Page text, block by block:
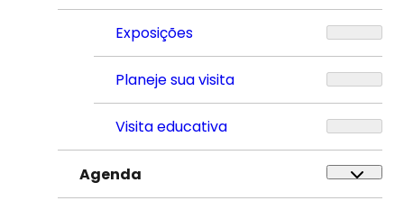
Exposições
Planeje sua visita
Visita educativa
Agenda